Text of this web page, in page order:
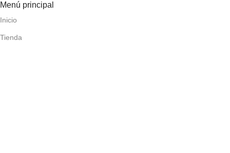
Menú principal
Inicio
Tienda